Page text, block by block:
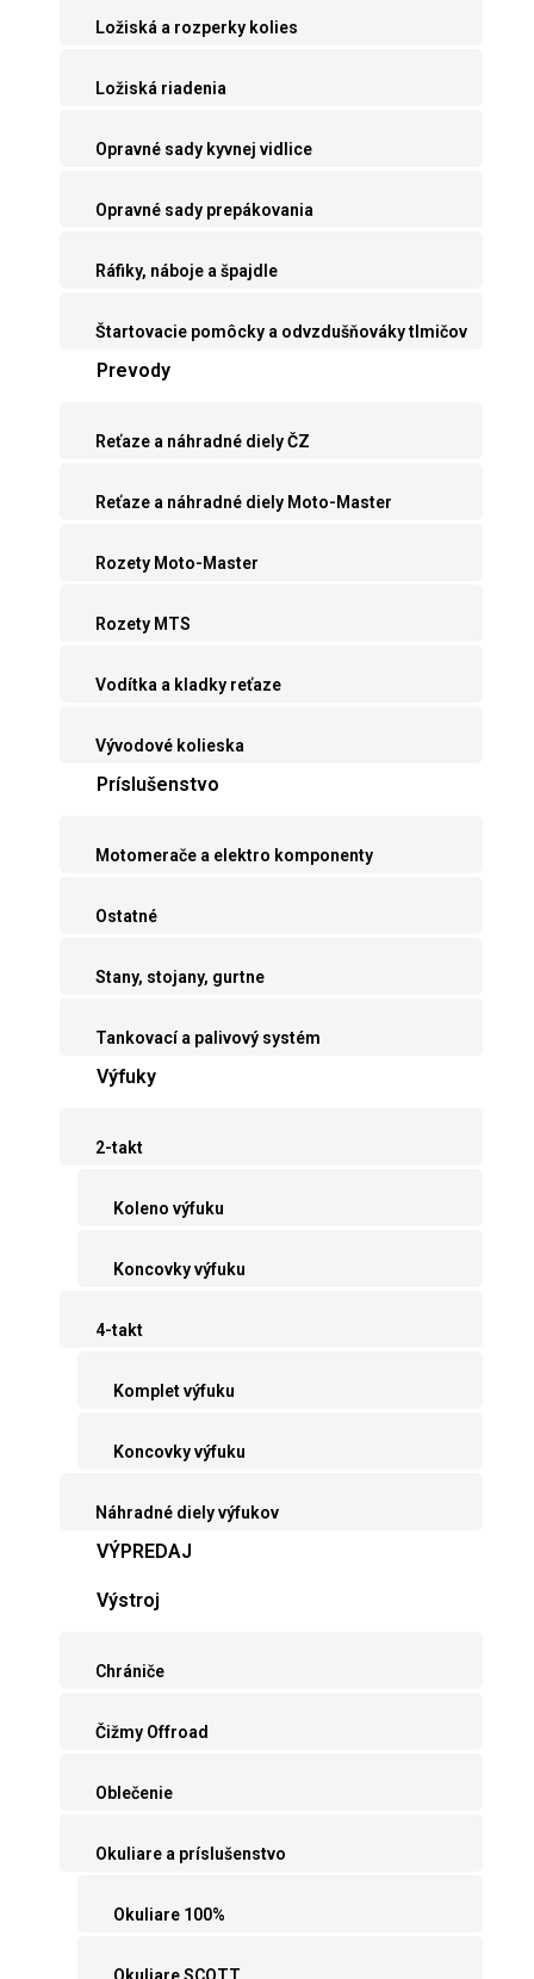
Ložiská a rozperky kolies
Ložiská riadenia
Opravné sady kyvnej vidlice
Opravné sady prepákovania
Ráfiky, náboje a špajdle
Štartovacie pomôcky a odvzdušňováky tlmičov
Prevody
Reťaze a náhradné diely ČZ
Reťaze a náhradné diely Moto-Master
Rozety Moto-Master
Rozety MTS
Vodítka a kladky reťaze
Vývodové kolieska
Príslušenstvo
Motomerače a elektro komponenty
Ostatné
Stany, stojany, gurtne
Tankovací a palivový systém
Výfuky
2-takt
Koleno výfuku
Koncovky výfuku
4-takt
Komplet výfuku
Koncovky výfuku
Náhradné diely výfukov
VÝPREDAJ
Výstroj
Chrániče
Čižmy Offroad
Oblečenie
Okuliare a príslušenstvo
Okuliare 100%
Okuliare SCOTT